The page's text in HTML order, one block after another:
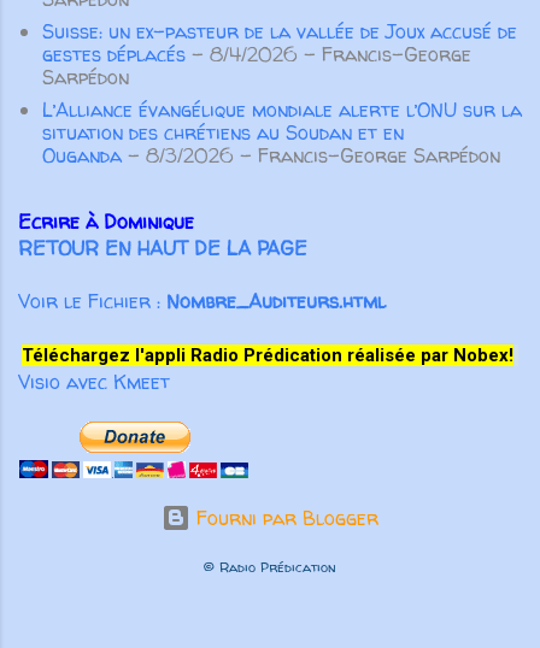
cerveau est quasi nulle !”
Considérons maintenant la
merveille la plus étonnante du
corps humain : l...
Suisse: un ex-pasteur de la vallée de Joux accusé de
gestes déplacés - 8/4/2026 - Francis-George
Sarpédon
L’Alliance évangélique mondiale alerte l’ONU sur la
situation des chrétiens au Soudan et en
Ouganda - 8/3/2026 - Francis-George Sarpédon
Ecrire à Dominique
RETOUR EN HAUT DE LA PAGE
Voir le Fichier : Nombre_Auditeurs.html
Téléchargez l'appli Radio Prédication réalisée par Nobex!
Visio avec Kmeet
Fourni par Blogger
© Radio Prédication